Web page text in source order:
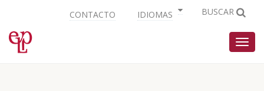
CONTACTO IDIOMAS BUSCAR